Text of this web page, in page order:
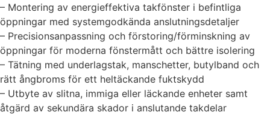
– Montering av energieffektiva takfönster i befintliga
öppningar med systemgodkända anslutningsdetaljer
– Precisionsanpassning och förstoring/förminskning av
öppningar för moderna fönstermått och bättre isolering
– Tätning med underlagstak, manschetter, butylband och
rätt ångbroms för ett heltäckande fuktskydd
– Utbyte av slitna, immiga eller läckande enheter samt
åtgärd av sekundära skador i anslutande takdelar